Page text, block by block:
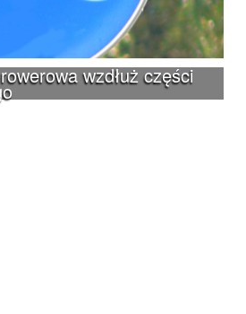
wzdłuż części